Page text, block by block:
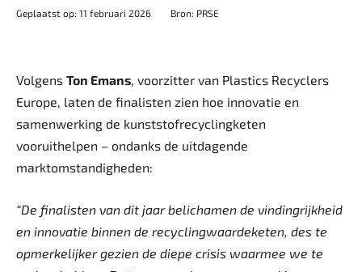
Geplaatst op: 11 februari 2026 Bron: PRSE
Volgens Ton Emans, voorzitter van Plastics Recyclers
Europe, laten de finalisten zien hoe innovatie en
samenwerking de kunststofrecyclingketen
vooruithelpen – ondanks de uitdagende
marktomstandigheden:
“De finalisten van dit jaar belichamen de vindingrijkheid
en innovatie binnen de recyclingwaardeketen, des te
opmerkelijker gezien de diepe crisis waarmee we te